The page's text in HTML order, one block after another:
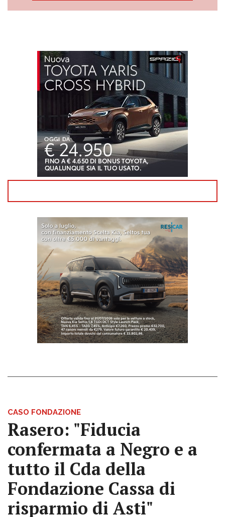
CASO FONDAZIONE
Rasero: "Fiducia
confermata a Negro e a
tutto il Cda della
Fondazione Cassa di
risparmio di Asti"